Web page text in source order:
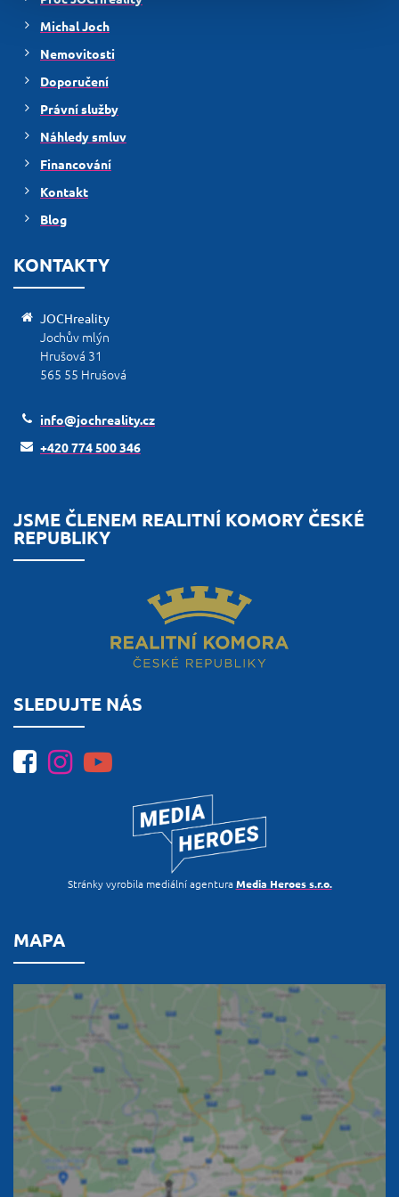
Michal Joch
Nemovitosti
Doporučení
Právní služby
Náhledy smluv
Financování
Kontakt
Blog
KONTAKTY
JOCHreality
Jochův mlýn
Hrušová 31
565 55 Hrušová
info@jochreality.cz
+420 774 500 346
JSME ČLENEM REALITNÍ KOMORY ČESKÉ
REPUBLIKY
SLEDUJTE NÁS
Stránky vyrobila mediální agenturaMedia Heroes s.r.o.
MAPA